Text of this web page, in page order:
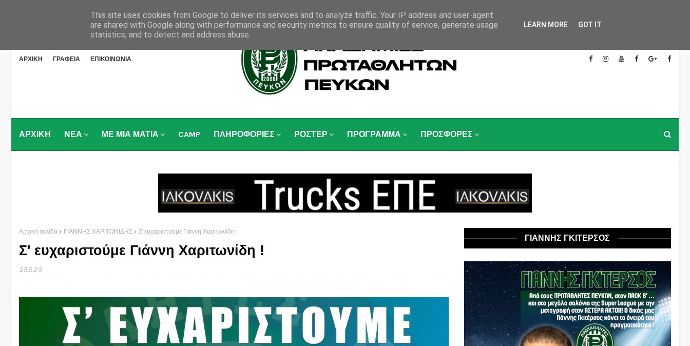
ΑΡΧΙΚΗ ΓΡΑΦΕΙΑ ΕΠΙΚΟΙΝΩΝΙΑ
ΑΡΧΙΚΗ ΝΕΑ ΜΕ ΜΙΑ ΜΑΤΙΑ CAMP ΠΛΗΡΟΦΟΡΙΕΣ ΡΟΣΤΕΡ ΠΡΟΓΡΑΜΜΑ ΠΡΟΣΦΟΡΕΣ
Αρχική σελίδα ΓΙΑΝΝΗΣ ΧΑΡΙΤΩΝΙΔΗΣ Σ' ευχαριστούμε Γιάννη Χαριτωνίδη !
Σ' ευχαριστούμε Γιάννη Χαριτωνίδη !
23.5.23
ΓΙΑΝΝΗΣ ΓΚΙΤΕΡΣΟΣ
This site uses cookies from Google to deliver its services and to analyze traffic. Your IP address and user-agent
are shared with Google along with performance and security metrics to ensure quality of service, generate usage
statistics, and to detect and address abuse.
LEARN MORE GOT IT